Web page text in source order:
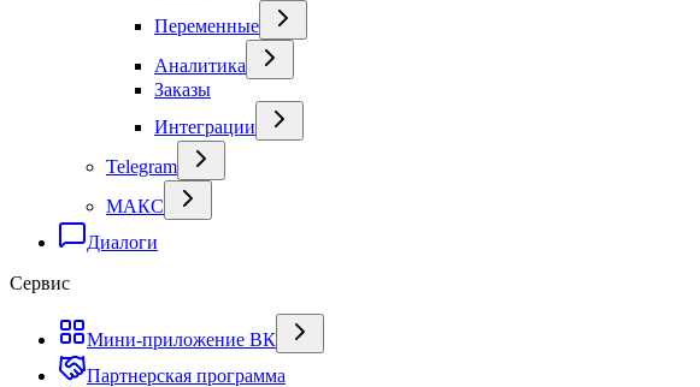
Переменные
Аналитика
Заказы
Интеграции
Telegram
МАКС
Диалоги
Сервис
Мини-приложение ВК
Партнерская программа